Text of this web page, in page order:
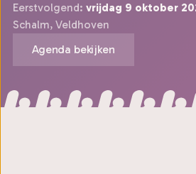
Eerstvolgend: vrijdag 9 oktober
Schalm, Veldhoven
Agenda bekijken